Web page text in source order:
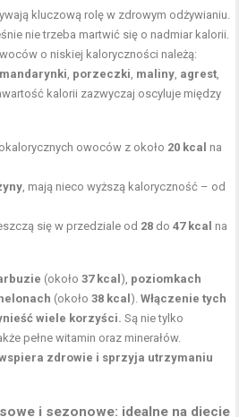
kluczową rolę w zdrowym odżywianiu.
nie trzeba martwić się o nadmiar kalorii.
o niskiej kaloryczności należą:
mandarynki, porzeczki, maliny, agrest,
kalorii zazwyczaj oscyluje między
owoców z około 20 kcal na
, mają nieco wyższą kaloryczność – od
się w przedziale od 28 do47 kcal na
(około37 kcal ), poziomkach
(około38 kcal ).Włączenie tych
wiele korzyści. Są nie tylko
pełne witamin oraz minerałów.
zdrowie i sprzyja utrzymaniu
i sezonowe: idealne na diecie